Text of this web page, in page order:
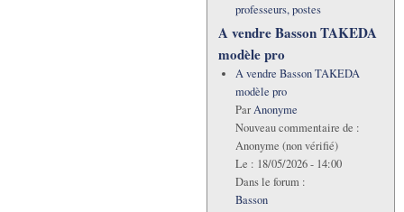
professeurs, postes
A vendre Basson TAKEDA
modèle pro
A vendre Basson TAKEDA
modèle pro
ParAnonyme
Nouveau commentaire de :
Anonyme (non vérifié)
Le : 18/05/2026 - 14:00
Dans le forum :
Basson